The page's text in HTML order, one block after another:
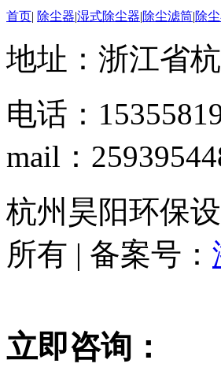
首页| 除尘器|湿式除尘器|除尘滤筒|除
地址：浙江省
电话：
mail：
杭州昊阳环保
所有 | 备案号：
立即咨询：